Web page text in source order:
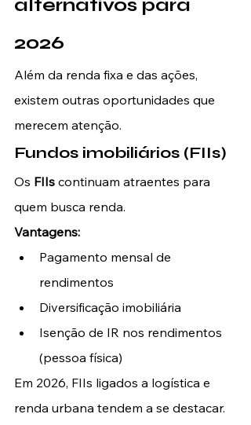
alternativos para
2026
Além da renda fixa e das ações,
existem outras oportunidades que
merecem atenção.
Fundos imobiliários (FIIs)
Os FIIs continuam atraentes para
quem busca renda.
Vantagens:
Pagamento mensal de
rendimentos
Diversificação imobiliária
Isenção de IR nos rendimentos
(pessoa física)
Em 2026, FIIs ligados a logística e
renda urbana tendem a se destacar.